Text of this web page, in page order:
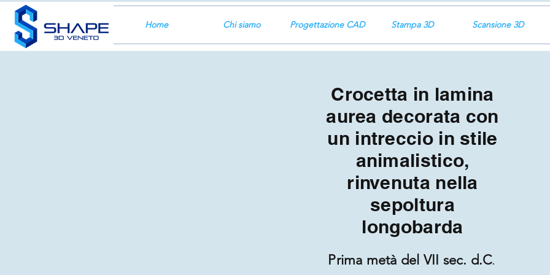
Home Chi siamo Progettazione CAD Stampa 3D Scansione 3D
Crocetta in lamina
aurea decorata con
un intreccio in stile
animalistico,
rinvenuta nella
sepoltura
longobarda
Prima metà del VII sec. d.C.